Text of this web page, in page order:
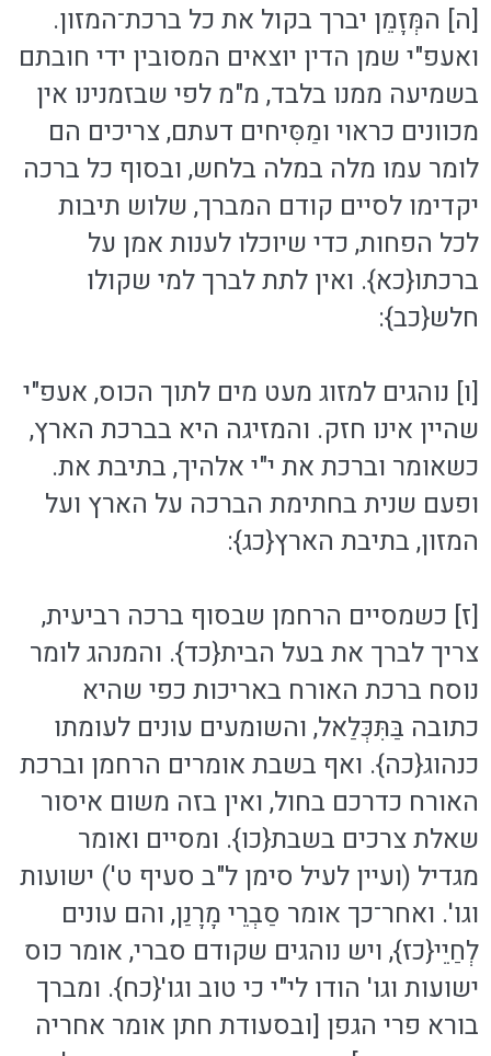
[ה] המְּזָמֵן יברך בקול את כל ברכת־המזון.
ואעפ"י שמן הדין יוצאים המסובין ידי חובתם
בשמיעה ממנו בלבד, מ"מ לפי שבזמנינו אין
מכוונים כראוי ומַסִּיחים דעתם, צריכים הם
לומר עמו מלה במלה בלחש, ובסוף כל ברכה
יקדימו לסיים קודם המברך, שלוש תיבות
לכל הפחות, כדי שיוכלו לענות אמן על
ברכתו{כא}. ואין לתת לברך למי שקולו
חלש{כב}:
[ו] נוהגים למזוג מעט מים לתוך הכוס, אעפ"י
שהיין אינו חזק. והמזיגה היא בברכת הארץ,
כשאומר וברכת את י"י אלהיך, בתיבת את.
ופעם שנית בחתימת הברכה על הארץ ועל
המזון, בתיבת הארץ{כג}:
[ז] כשמסיים הרחמן שבסוף ברכה רביעית,
צריך לברך את בעל הבית{כד}. והמנהג לומר
נוסח ברכת האורח באריכות כפי שהיא
כתובה בַּתִּכְּלַאל, והשומעים עונים לעומתו
כנהוג{כה}. ואף בשבת אומרים הרחמן וברכת
האורח כדרכם בחול, ואין בזה משום איסור
שאלת צרכים בשבת{כו}. ומסיים ואומר
מגדיל (ועיין לעיל סימן ל"ב סעיף ט') ישועות
וגו'. ואחר־כך אומר סַבְרֵי מָרָנַן, והם עונים
לְחַיֵי{כז}, ויש נוהגים שקודם סברי, אומר כוס
ישועות וגו' הודו לי"י כי טוב וגו'{כח}. ומברך
בורא פרי הגפן [ובסעודת חתן אומר אחריה